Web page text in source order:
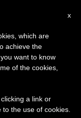
2003
×
la pausa
de verano
también el
x
which are
achieve the
want to know
of the cookies,
a link or
the use of cookies.